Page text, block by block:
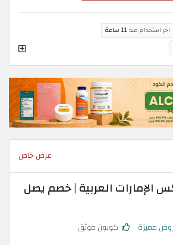
اخر استخدام منذ11 ساعة
عرض خاص
العربية | خصم يصل
مميزة كوبون موثق